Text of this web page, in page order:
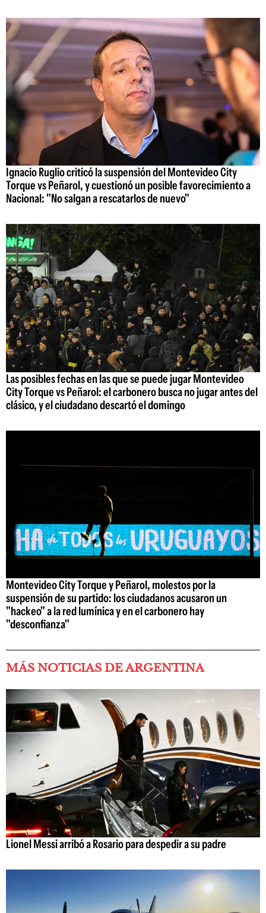
Ignacio Ruglio criticó la suspensión del Montevideo City
Torque vs Peñarol, y cuestionó un posible favorecimiento a
Nacional: "No salgan a rescatarlos de nuevo"
Las posibles fechas en las que se puede jugar Montevideo
City Torque vs Peñarol: el carbonero busca no jugar antes del
clásico, y el ciudadano descartó el domingo
Montevideo City Torque y Peñarol, molestos por la
suspensión de su partido: los ciudadanos acusaron un
"hackeo" a la red lumínica y en el carbonero hay
"desconfianza"
MÁS NOTICIAS DE ARGENTINA
Lionel Messi arribó a Rosario para despedir a su padre